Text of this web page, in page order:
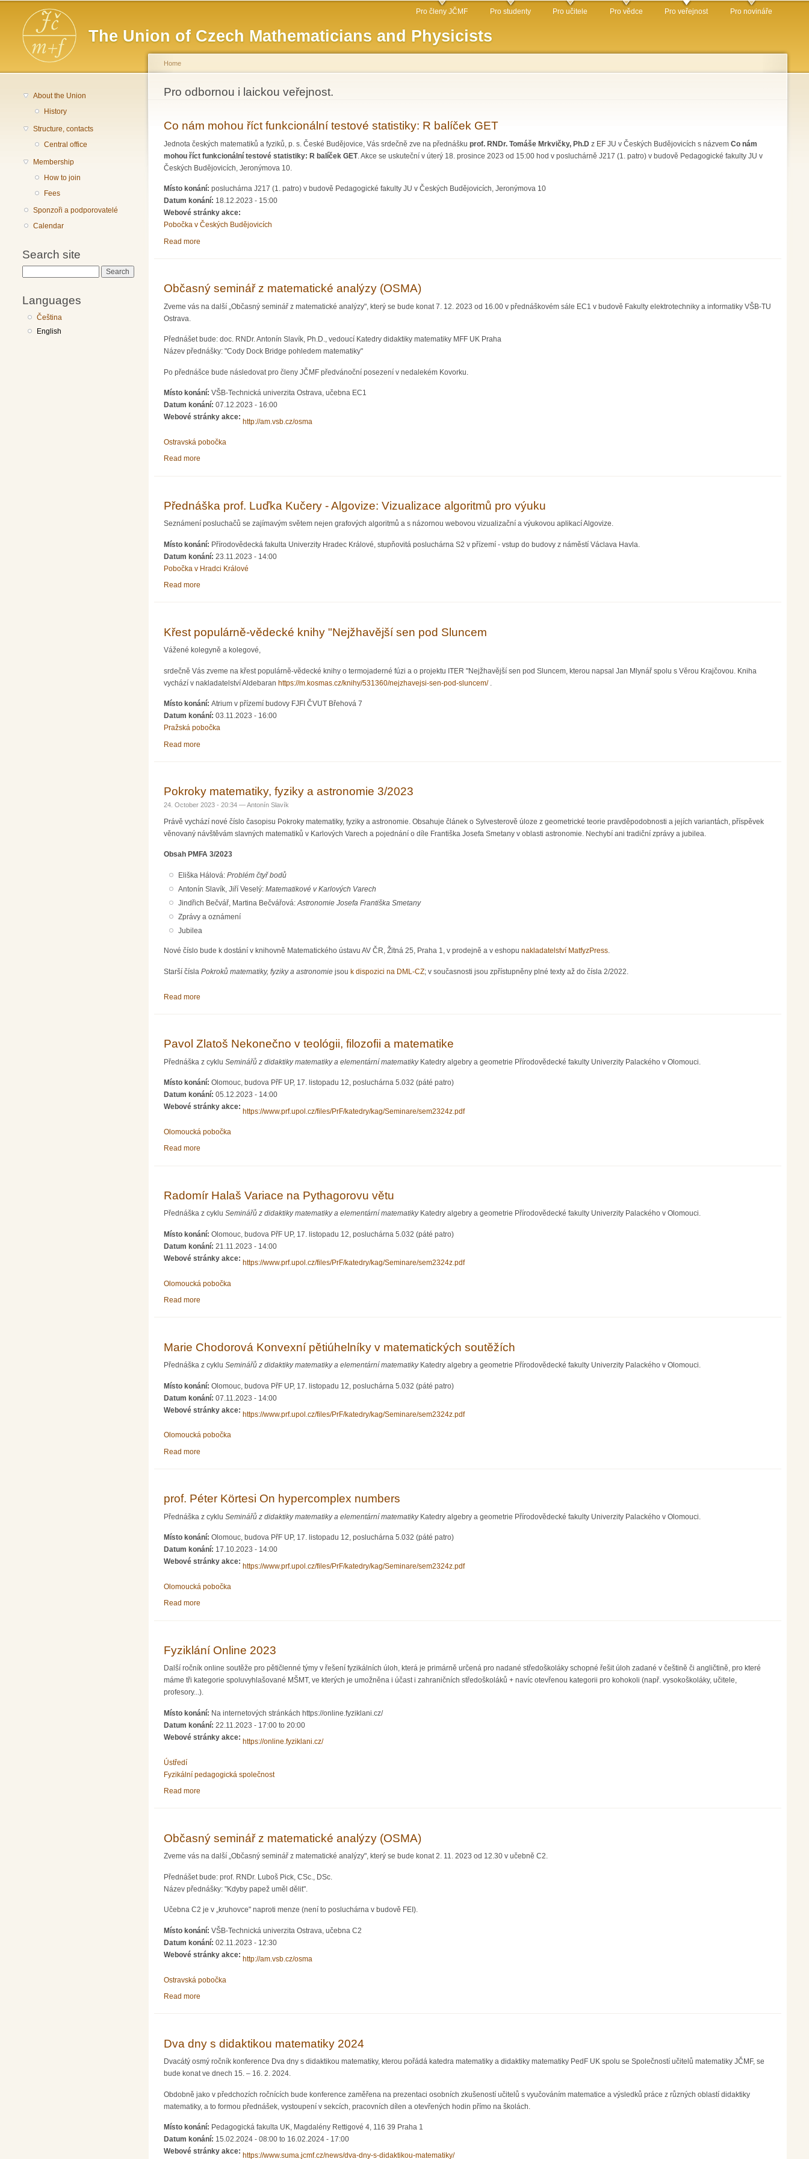
The Union of Czech Mathematicians and Physicists
Main menu Pro členy JČMF Pro studenty Pro učitele Pro vědce Pro veřejnost Pro novináře
About the Union
History
Structure, contacts
Central office
Membership
How to join
Fees
Sponzoři a podporovatelé
Calendar
Search site
Languages
Čeština
English
You are here
Home
Pro odbornou i laickou veřejnost.
Co nám mohou říct funkcionální testové statistiky: R balíček GET
Jednota českých matematiků a fyziků, p. s. České Budějovice, Vás srdečně zve na přednášku prof. RNDr. Tomáše Mrkvičky, Ph.D z EF JU v Českých Budějovicích s názvem Co nám
mohou říct funkcionální testové statistiky: R balíček GET. Akce se uskuteční v úterý 18. prosince 2023 od 15:00 hod v posluchárně J217 (1. patro) v budově Pedagogické fakulty JU v
Českých Budějovicích, Jeronýmova 10.
Místo konání: posluchárna J217 (1. patro) v budově Pedagogické fakulty JU v Českých Budějovicích, Jeronýmova 10
Datum konání: 18.12.2023 - 15:00
Webové stránky akce:
Pobočka v Českých Budějovicích
Read more
Občasný seminář z matematické analýzy (OSMA)
Zveme vás na další „Občasný seminář z matematické analýzy", který se bude konat 7. 12. 2023 od 16.00 v přednáškovém sále EC1 v budově Fakulty elektrotechniky a informatiky VŠB-TU
Ostrava.
Přednášet bude: doc. RNDr. Antonín Slavík, Ph.D., vedoucí Katedry didaktiky matematiky MFF UK Praha
Název přednášky: "Cody Dock Bridge pohledem matematiky"
Po přednášce bude následovat pro členy JČMF předvánoční posezení v nedalekém Kovorku.
Místo konání: VŠB-Technická univerzita Ostrava, učebna EC1
Datum konání: 07.12.2023 - 16:00
Webové stránky akce:
http://am.vsb.cz/osma
Ostravská pobočka
Read more
Přednáška prof. Luďka Kučery - Algovize: Vizualizace algoritmů pro výuku
Seznámení posluchačů se zajímavým světem nejen grafových algoritmů a s názornou webovou vizualizační a výukovou aplikací Algovize.
Místo konání: Přírodovědecká fakulta Univerzity Hradec Králové, stupňovitá posluchárna S2 v přízemí - vstup do budovy z náměstí Václava Havla.
Datum konání: 23.11.2023 - 14:00
Pobočka v Hradci Králové
Read more
Křest populárně-vědecké knihy "Nejžhavější sen pod Sluncem
Vážené kolegyně a kolegové,
srdečně Vás zveme na křest populárně-vědecké knihy o termojaderné fúzi a o projektu ITER "Nejžhavější sen pod Sluncem, kterou napsal Jan Mlynář spolu s Věrou Krajčovou. Kniha
vychází v nakladatelství Aldebaran https://m.kosmas.cz/knihy/531360/nejzhavejsi-sen-pod-sluncem/.
Místo konání: Atrium v přízemí budovy FJFI ČVUT Břehová 7
Datum konání: 03.11.2023 - 16:00
Pražská pobočka
Read more
Pokroky matematiky, fyziky a astronomie 3/2023
24. October 2023 - 20:34 —Antonín Slavík
Právě vychází nové číslo časopisu Pokroky matematiky, fyziky a astronomie. Obsahuje článek o Sylvesterově úloze z geometrické teorie pravděpodobnosti a jejích variantách, příspěvek
věnovaný návštěvám slavných matematiků v Karlových Varech a pojednání o díle Františka Josefa Smetany v oblasti astronomie. Nechybí ani tradiční zprávy a jubilea.
Obsah PMFA 3/2023
Eliška Hálová:Problém čtyř bodů
Antonín Slavík, Jiří Veselý:Matematikové v Karlových Varech
Jindřich Bečvář, Martina Bečvářová:Astronomie Josefa Františka Smetany
Zprávy a oznámení
Jubilea
Nové číslo bude k dostání v knihovně Matematického ústavu AV ČR, Žitná 25, Praha 1, v prodejně a v eshopu nakladatelství MatfyzPress.
Starší čísla Pokroků matematiky, fyziky a astronomie jsou k dispozici na DML-CZ; v současnosti jsou zpřístupněny plné texty až do čísla 2/2022.
Read more
Pavol Zlatoš Nekonečno v teológii, filozofii a matematike
Přednáška z cyklu Seminářů z didaktiky matematiky a elementární matematikyKatedry algebry a geometrie Přírodovědecké fakulty Univerzity Palackého v Olomouci.
Místo konání: Olomouc, budova PřF UP, 17. listopadu 12, posluchárna 5.032 (páté patro)
Datum konání: 05.12.2023 - 14:00
Webové stránky akce:
https://www.prf.upol.cz/files/PrF/katedry/kag/Seminare/sem2324z.pdf
Olomoucká pobočka
Read more
Radomír Halaš Variace na Pythagorovu větu
Přednáška z cyklu Seminářů z didaktiky matematiky a elementární matematikyKatedry algebry a geometrie Přírodovědecké fakulty Univerzity Palackého v Olomouci.
Místo konání: Olomouc, budova PřF UP, 17. listopadu 12, posluchárna 5.032 (páté patro)
Datum konání: 21.11.2023 - 14:00
Webové stránky akce:
https://www.prf.upol.cz/files/PrF/katedry/kag/Seminare/sem2324z.pdf
Olomoucká pobočka
Read more
Marie Chodorová Konvexní pětiúhelníky v matematických soutěžích
Přednáška z cyklu Seminářů z didaktiky matematiky a elementární matematikyKatedry algebry a geometrie Přírodovědecké fakulty Univerzity Palackého v Olomouci.
Místo konání: Olomouc, budova PřF UP, 17. listopadu 12, posluchárna 5.032 (páté patro)
Datum konání: 07.11.2023 - 14:00
Webové stránky akce:
https://www.prf.upol.cz/files/PrF/katedry/kag/Seminare/sem2324z.pdf
Olomoucká pobočka
Read more
prof. Péter Körtesi On hypercomplex numbers
Přednáška z cyklu Seminářů z didaktiky matematiky a elementární matematikyKatedry algebry a geometrie Přírodovědecké fakulty Univerzity Palackého v Olomouci.
Místo konání: Olomouc, budova PřF UP, 17. listopadu 12, posluchárna 5.032 (páté patro)
Datum konání: 17.10.2023 - 14:00
Webové stránky akce:
https://www.prf.upol.cz/files/PrF/katedry/kag/Seminare/sem2324z.pdf
Olomoucká pobočka
Read more
Fyziklání Online 2023
Další ročník online soutěže pro pětičlenné týmy v řešení fyzikálních úloh, která je primárně určená pro nadané středoškoláky schopné řešit úloh zadané v češtině či angličtině, pro které
máme tři kategorie spoluvyhlašované MŠMT, ve kterých je umožněna i účast i zahraničních středoškoláků + navíc otevřenou kategorii pro kohokoli (např. vysokoškoláky, učitele,
profesory...).
Místo konání: Na internetových stránkách https://online.fyziklani.cz/
Datum konání: 22.11.2023 - 17:00 to 20:00
Webové stránky akce:
https://online.fyziklani.cz/
Ústředí
Fyzikální pedagogická společnost
Read more
Občasný seminář z matematické analýzy (OSMA)
Zveme vás na další „Občasný seminář z matematické analýzy", který se bude konat 2. 11. 2023 od 12.30 v učebně C2.
Přednášet bude: prof. RNDr. Luboš Pick, CSc., DSc.
Název přednášky: "Kdyby papež uměl dělit".
Učebna C2 je v „kruhovce" naproti menze (není to posluchárna v budově FEI).
Místo konání: VŠB-Technická univerzita Ostrava, učebna C2
Datum konání: 02.11.2023 - 12:30
Webové stránky akce:
http://am.vsb.cz/osma
Ostravská pobočka
Read more
Dva dny s didaktikou matematiky 2024
Dvacátý osmý ročník konference Dva dny s didaktikou matematiky, kterou pořádá katedra matematiky a didaktiky matematiky PedF UK spolu se Společností učitelů matematiky JČMF, se
bude konat ve dnech 15. – 16. 2. 2024.
Obdobně jako v předchozích ročnících bude konference zaměřena na prezentaci osobních zkušeností učitelů s vyučováním matematice a výsledků práce z různých oblastí didaktiky
matematiky, a to formou přednášek, vystoupení v sekcích, pracovních dílen a otevřených hodin přímo na školách.
Místo konání: Pedagogická fakulta UK, Magdalény Rettigové 4, 116 39 Praha 1
Datum konání: 15.02.2024 - 08:00 to 16.02.2024 - 17:00
Webové stránky akce:
https://www.suma.jcmf.cz/news/dva-dny-s-didaktikou-matematiky/